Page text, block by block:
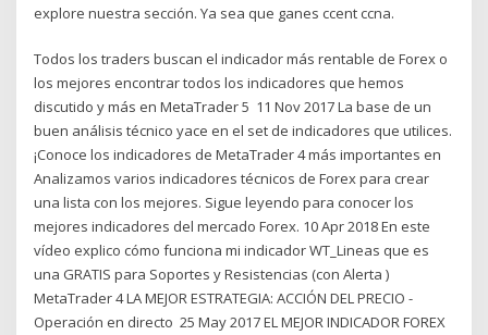
explore nuestra sección. Ya sea que ganes ccent ccna.
Todos los traders buscan el indicador más rentable de Forex o
los mejores encontrar todos los indicadores que hemos
discutido y más en MetaTrader 5 11 Nov 2017 La base de un
buen análisis técnico yace en el set de indicadores que utilices.
¡Conoce los indicadores de MetaTrader 4 más importantes en
Analizamos varios indicadores técnicos de Forex para crear
una lista con los mejores. Sigue leyendo para conocer los
mejores indicadores del mercado Forex. 10 Apr 2018 En este
vídeo explico cómo funciona mi indicador WT_Lineas que es
una GRATIS para Soportes y Resistencias (con Alerta )
MetaTrader 4 LA MEJOR ESTRATEGIA: ACCIÓN DEL PRECIO -
Operación en directo 25 May 2017 EL MEJOR INDICADOR FOREX